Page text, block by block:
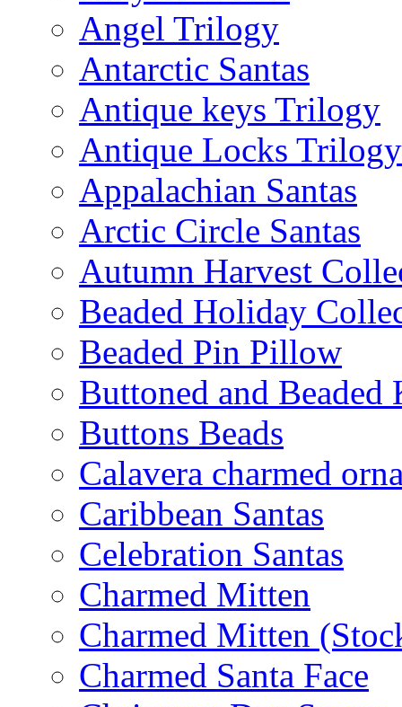
Angel Trilogy
Antarctic Santas
Antique keys Trilogy
Antique Locks Trilogy
Appalachian Santas
Arctic Circle Santas
Autumn Harvest
Beaded Holiday
Beaded Pin Pillow
Buttoned and Beaded
Buttons Beads
Calavera charmed
Caribbean Santas
Celebration Santas
Charmed Mitten
Charmed Mitten
Charmed Santa Face